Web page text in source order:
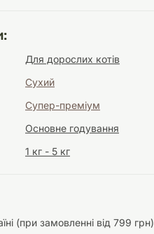
догляду
Освітлення
Для дорослих котів
Сухий
Супер-преміум
Основне годування
1 кг - 5 кг
(при замовленні від 799 грн)